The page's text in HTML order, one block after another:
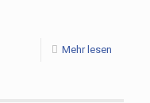
Mehr lesen